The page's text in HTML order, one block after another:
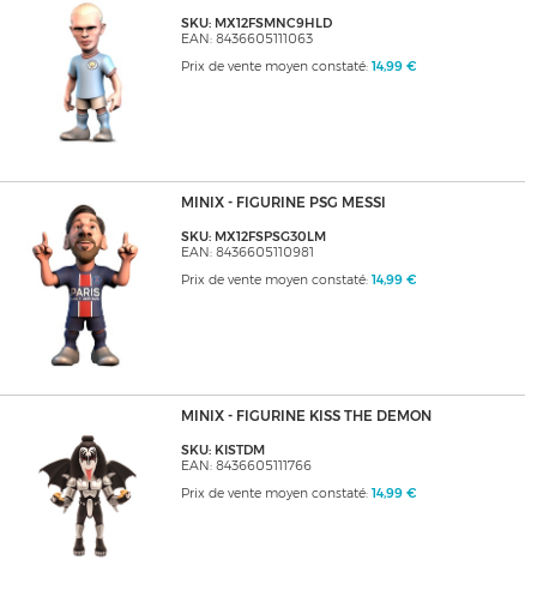
SKU: MX12FSMNC9HLD
EAN: 8436605111063
Prix de vente moyen constaté: 14,99 €
MINIX - FIGURINE PSG MESSI
SKU: MX12FSPSG30LM
EAN: 8436605110981
Prix de vente moyen constaté: 14,99 €
MINIX - FIGURINE KISS THE DEMON
SKU: KISTDM
EAN: 8436605111766
Prix de vente moyen constaté: 14,99 €